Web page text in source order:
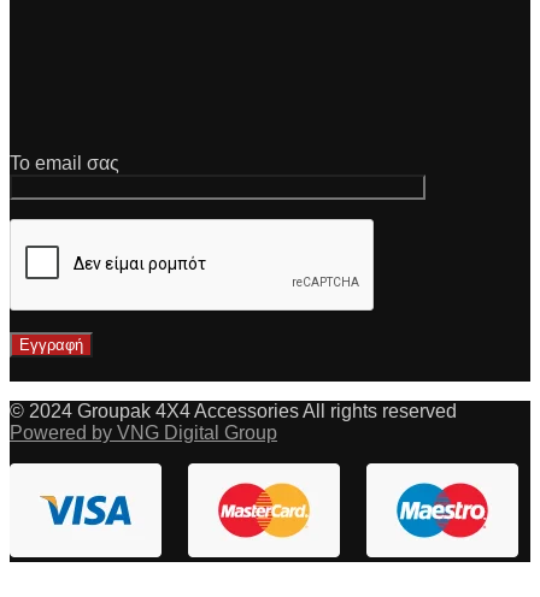
Το email σας
© 2024 Groupak 4X4 Accessories All rights reserved
Powered by VNG Digital Group